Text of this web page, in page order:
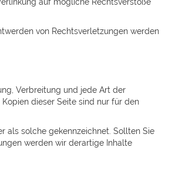
von Rechtsverletzungen werden
Verbreitung und jede Art der
dieser Seite sind nur für den
als solche gekennzeichnet. Sollten Sie
werden wir derartige Inhalte